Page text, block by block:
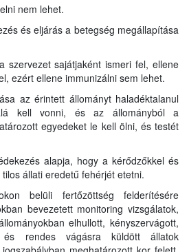
nem lehet.
és eljárás a betegség megállapítása
szervezet sajátjaként ismeri fel, ellene
ezért ellene immunizálni sem lehet.
az érintett állományt haladéktalanul
kell vonni, és az állományból a
egyedeket le kell ölni, és testét
alapja, hogy a kérődzőkkel és
állati eredetű fehérjét etetni.
belüli fertőzöttség felderítésére
bevezetett monitoring vizsgálatok,
elhullott, kényszervágott,
és rendes vágásra küldött állatok